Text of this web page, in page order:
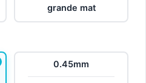
grande mat
0.45mm